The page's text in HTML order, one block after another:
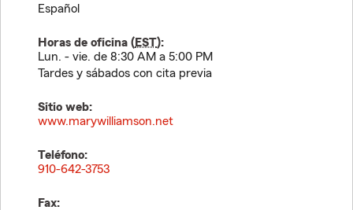
Español
Horas de oficina (EST):
Lun. - vie. de 8:30 AM a 5:00 PM
Tardes y sábados con cita previa
Sitio web:
www.marywilliamson.net
Teléfono:
910-642-3753
Fax: